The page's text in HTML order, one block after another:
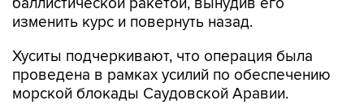
Хуситы подчеркивают, что операция была
морской блокады Саудовской Аравии.
Между тем в Управлении морских торговых